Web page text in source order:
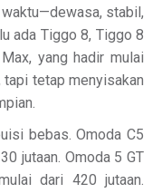
stabil,
ada Tiggo 8, Tiggo 8
yang hadir mulai
tetap menyisakan
bebas. Omoda C5
jutaan. Omoda 5 GT
dari 420 jutaan.